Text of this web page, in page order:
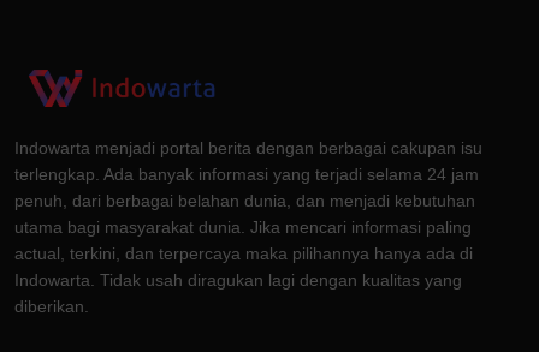
Indowarta menjadi portal berita dengan berbagai cakupan isu
terlengkap. Ada banyak informasi yang terjadi selama 24 jam
penuh, dari berbagai belahan dunia, dan menjadi kebutuhan
utama bagi masyarakat dunia. Jika mencari informasi paling
actual, terkini, dan terpercaya maka pilihannya hanya ada di
Indowarta. Tidak usah diragukan lagi dengan kualitas yang
diberikan.